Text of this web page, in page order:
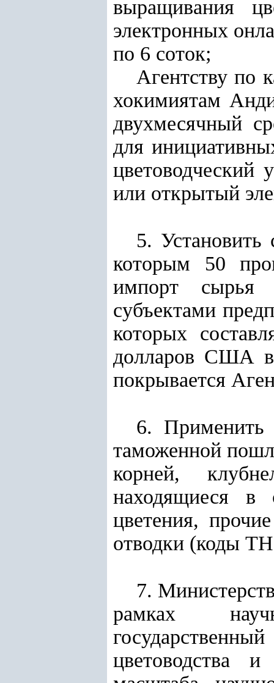
выращивания
электронных
по 6 соток;
Агентству по
хокимиятам
двухмесячный
для
цветоводческий
или открытый
5. Установить
которым 50
импорт сырья
субъектами
которых
долларов США в
покрывается
6. Применить
таможенной
корней,
находящиеся в
цветения,
отводки (коды
7.
рамках
цветоводства